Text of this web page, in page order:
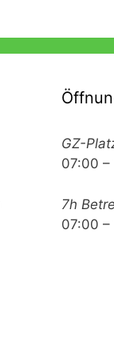
GZ-
07:00 –
7h
07:00 –